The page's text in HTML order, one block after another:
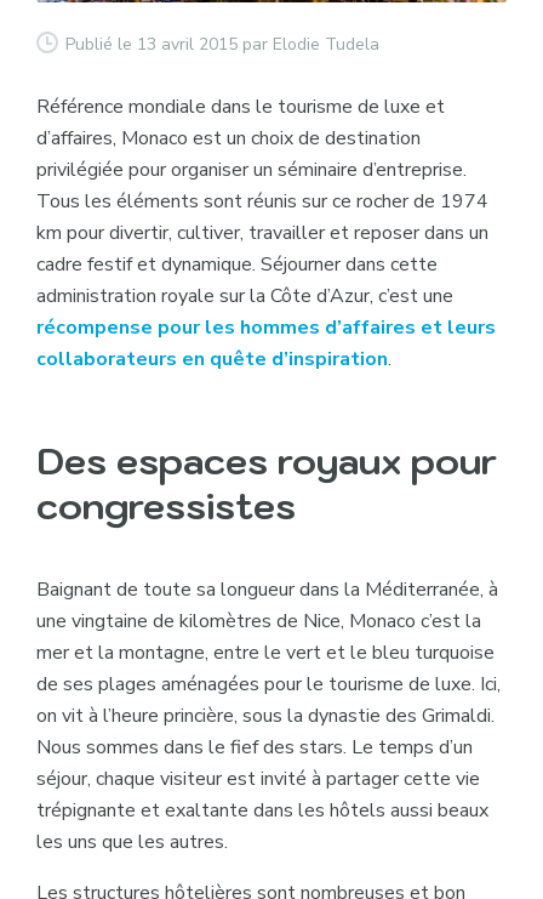
Publié le 13 avril 2015 par Elodie Tudela
Référence mondiale dans le tourisme de luxe et
d’affaires, Monaco est un choix de destination
privilégiée pour organiser un séminaire d’entreprise.
Tous les éléments sont réunis sur ce rocher de 1974
km pour divertir, cultiver, travailler et reposer dans un
cadre festif et dynamique. Séjourner dans cette
administration royale sur la Côte d’Azur, c’est une
récompense pour les hommes d’affaires et leurs
collaborateurs en quête d’inspiration.
Des espaces royaux pour
congressistes
Baignant de toute sa longueur dans la Méditerranée, à
une vingtaine de kilomètres de Nice, Monaco c’est la
mer et la montagne, entre le vert et le bleu turquoise
de ses plages aménagées pour le tourisme de luxe. Ici,
on vit à l’heure princière, sous la dynastie des Grimaldi.
Nous sommes dans le fief des stars. Le temps d’un
séjour, chaque visiteur est invité à partager cette vie
trépignante et exaltante dans les hôtels aussi beaux
les uns que les autres.
Les structures hôtelières sont nombreuses et bon